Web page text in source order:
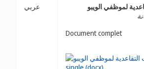
عربي
لموظفي الويبو
Document complet